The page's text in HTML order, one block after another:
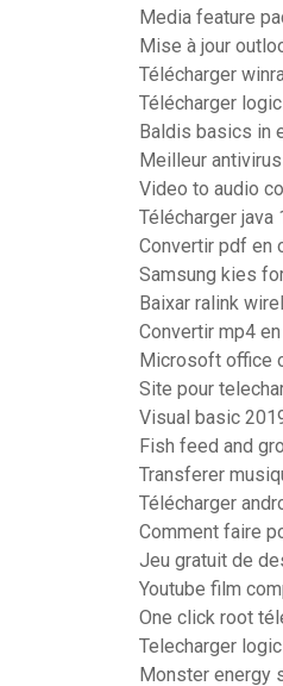
Media feature
Mise à jour
Télécharger
Télécharger
Baldis basics in
Meilleur
Video to audio
Télécharger
Convertir pdf en
Samsung kies
Baixar ralink
Convertir mp4
Microsoft office
Site pour
Visual basic
Fish feed and
Transferer
Télécharger
Comment faire
Jeu gratuit de
Youtube film
One click root
Telecharger
Monster energy